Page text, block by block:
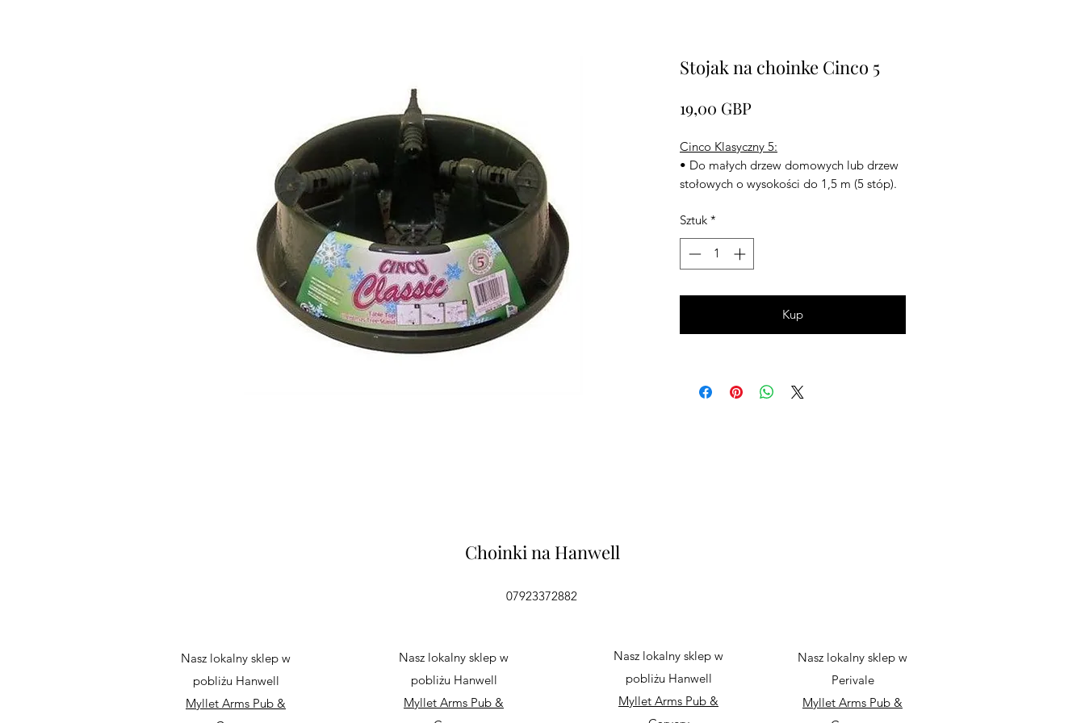
Stojak na choinke Cinco 5
19,00 GBP
Cinco Klasyczny 5:
• Do małych drzew domowych lub drzew
stołowych o wysokości do 1,5 m (5 stóp).
• Pojemność wody 2,75 l (4,75 pinty)
• Całkowita średnica 30 cm
Sztuk *
Kup
Choinki na Hanwell
07923372882
Nasz lokalny sklep w
pobliżu Hanwell
Myllet Arms Pub &
Nasz lokalny sklep w
pobliżu Hanwell
Myllet Arms Pub &
Nasz lokalny sklep w
pobliżu Hanwell
Myllet Arms Pub &
Nasz lokalny sklep w
Perivale
Myllet Arms Pub &